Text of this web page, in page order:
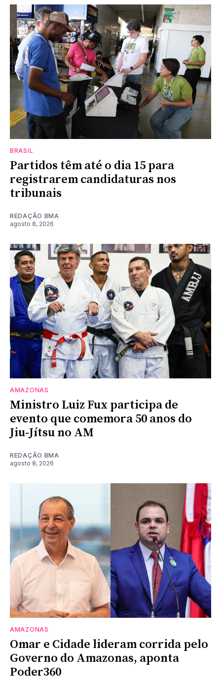
BRASIL
Partidos têm até o dia 15 para
registrarem candidaturas nos
tribunais
REDAÇÃO BMA
agosto 8, 2026
AMAZONAS
Ministro Luiz Fux participa de
evento que comemora 50 anos do
Jiu-Jítsu no AM
REDAÇÃO BMA
agosto 8, 2026
AMAZONAS
Omar e Cidade lideram corrida pelo
Governo do Amazonas, aponta
Poder360